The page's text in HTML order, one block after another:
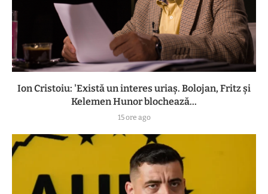
Ion Cristoiu: 'Există un interes uriaș. Bolojan, Fritz și
Kelemen Hunor blochează...
15 ore ago